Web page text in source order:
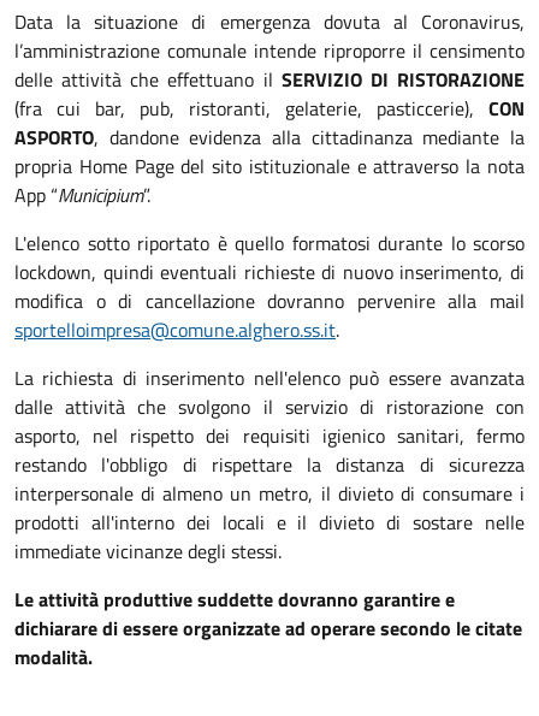
Data la situazione di emergenza dovuta al Coronavirus,
l’amministrazione comunale intende riproporre il censimento
delle attività che effettuano il SERVIZIO DI RISTORAZIONE
(fra cui bar, pub, ristoranti, gelaterie, pasticcerie), CON
ASPORTO, dandone evidenza alla cittadinanza mediante la
propria Home Page del sito istituzionale e attraverso la nota
App “Municipium”.
L'elenco sotto riportato è quello formatosi durante lo scorso
lockdown, quindi eventuali richieste di nuovo inserimento, di
modifica o di cancellazione dovranno pervenire alla mail
sportelloimpresa@comune.alghero.ss.it.
La richiesta di inserimento nell'elenco può essere avanzata
dalle attività che svolgono il servizio di ristorazione con
asporto, nel rispetto dei requisiti igienico sanitari, fermo
restando l'obbligo di rispettare la distanza di sicurezza
interpersonale di almeno un metro, il divieto di consumare i
prodotti all'interno dei locali e il divieto di sostare nelle
immediate vicinanze degli stessi.
Le attività produttive suddette dovranno garantire e
dichiarare di essere organizzate ad operare secondo le citate
modalità.